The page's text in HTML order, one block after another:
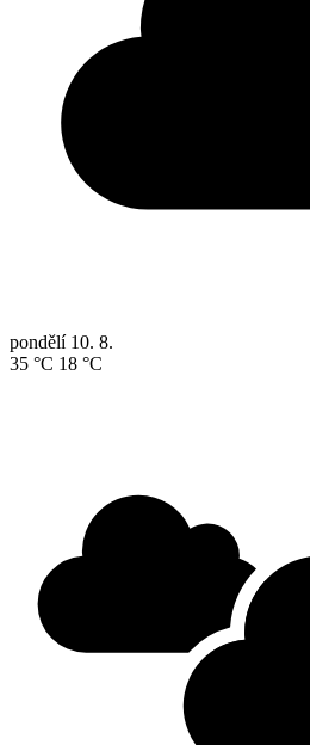
pondělí 10. 8.
35 °C 18 °C